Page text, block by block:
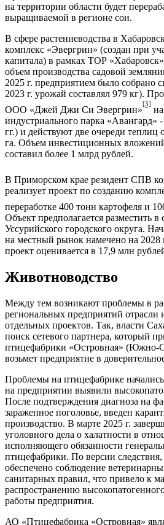
на территории области будет
выращиваемой в регионе сои.
В сфере растениеводства в
комплекс «Эвергрин» (создан при
капитала) в рамках ТОР
объем производства садовой
2025 г. предприятием было собрано
2023 г. урожай составлял 979 кг).
ООО «Джей Джи Си Эвергрин»
[3]
индустриального парка «Авангард»
гг.) и действуют две очереди
га. Объем инвестиционных
составил более 1 млрд рублей.
В Приморском крае резидент СПВ
реализует проект по созданию
переработке 400 тонн картофеля и
Объект предполагается разместить в
Уссурийского городского округа.
на местный рынок намечено на 2028
проект оценивается в 17,9 млн
Животноводство
Между тем возникают проблемы в
региональных предприятий отрасли
отдельных проектов. Так, власти
поиск сетевого партнера, который
птицефабрики «Островная» (Южно-
возьмет предприятие в
Проблемы на птицефабрике начались
на предприятии выявили
После подтверждения диагноза на
зараженное поголовье, введен
производство. В марте 2025 г.
уголовного дела о халатности в
исполняющего обязанности
птицефабрики. По версии
обеспечено соблюдение
санитарных правил, что привело к
распространению
работы предприятия.
АО «Птицефабрика «Островная»